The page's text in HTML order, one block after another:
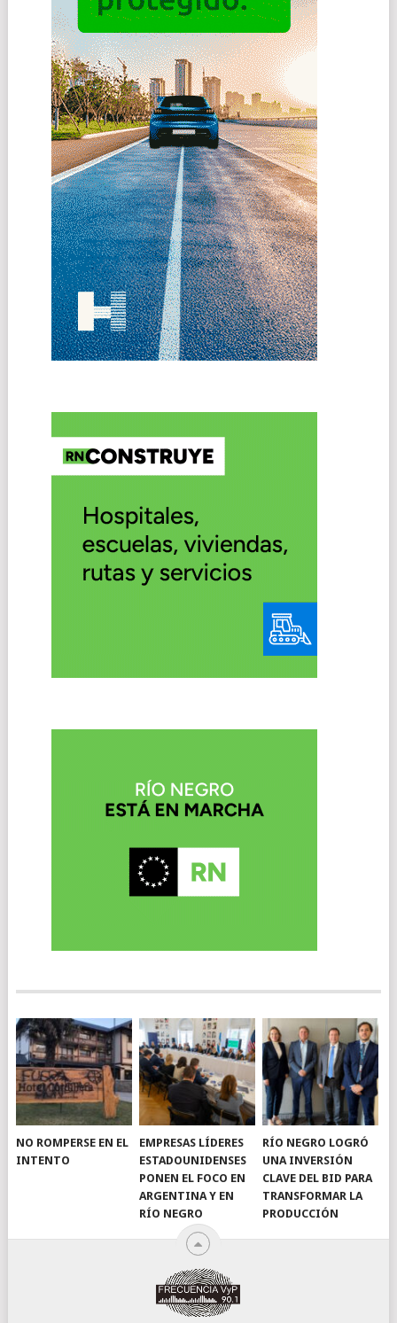
NO ROMPERSE EN EL
INTENTO
EMPRESAS LÍDERES
ESTADOUNIDENSES
PONEN EL FOCO EN
ARGENTINA Y EN
RÍO NEGRO
RÍO NEGRO LOGRÓ
UNA INVERSIÓN
CLAVE DEL BID PARA
TRANSFORMAR LA
PRODUCCIÓN